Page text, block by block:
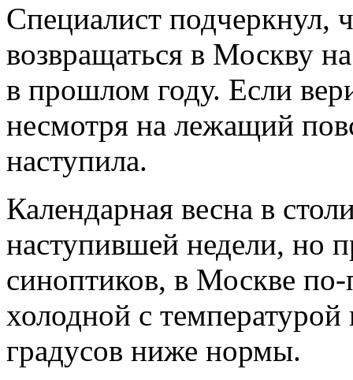
Специалист подчеркнул,
возвращаться в Москву
в прошлом году. Если
несмотря на лежащий
наступила.
Календарная весна в
наступившей недели, но
синоптиков, в Москве по-
холодной с
градусов ниже нормы.